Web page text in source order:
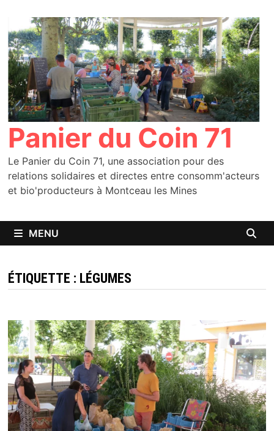
contenu
Panier du Coin 71
Le Panier du Coin 71, une association pour des
relations solidaires et directes entre consomm'acteurs
et bio'producteurs à Montceau les Mines
MENU
ÉTIQUETTE : LÉGUMES